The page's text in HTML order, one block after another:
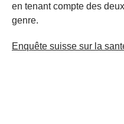
en tenant compte des
genre.
Enquête suisse sur la